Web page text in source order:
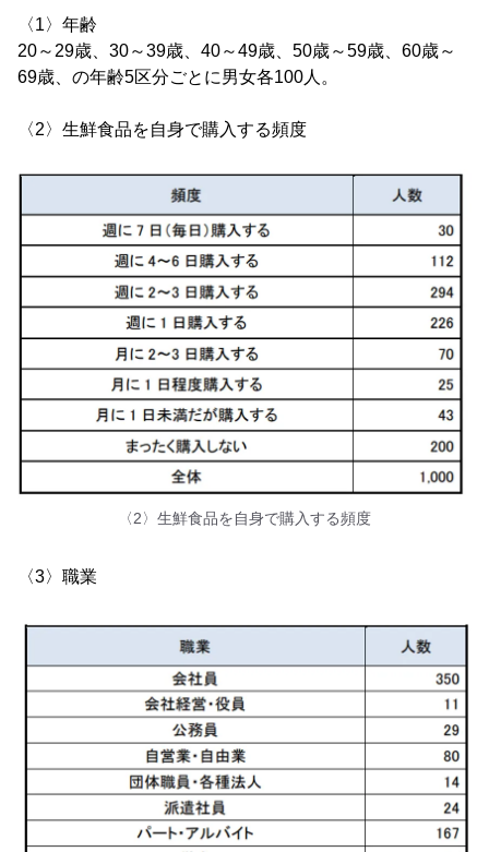
〈1〉年齢
20～29歳、30～39歳、40～49歳、50歳～59歳、60歳～
69歳、の年齢5区分ごとに男女各100人。
〈2〉生鮮食品を自身で購入する頻度
〈2〉生鮮食品を自身で購入する頻度
〈3〉職業